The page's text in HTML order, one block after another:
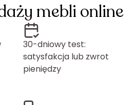
mebli online
30-dniowy test:
satysfakcja lub zwrot
pieniędzy